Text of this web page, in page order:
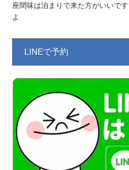
座間味は泊まりで来た方がいいです
よ
LINEで予約